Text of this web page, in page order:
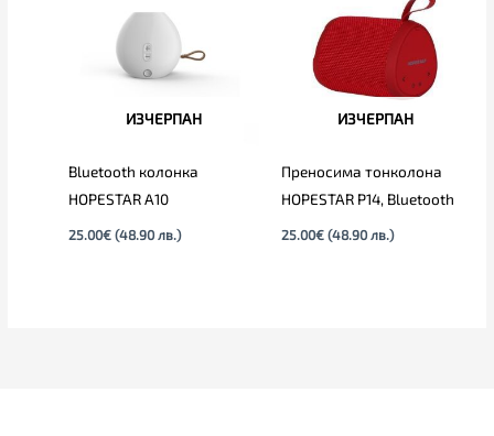
ИЗЧЕРПАН
Bluetooth колонка
HOPESTAR A10
25.00€ (48.90 лв.)
ИЗЧЕРПАН
Преносима тонколона
HOPESTAR P14, Bluetooth
25.00€ (48.90 лв.)